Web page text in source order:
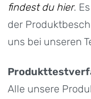
findest du hier.
der
uns bei unseren
Alle unsere